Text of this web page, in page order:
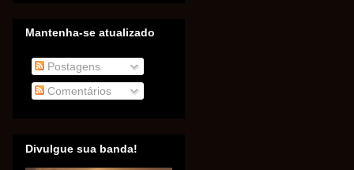
Mantenha-se atualizado
Postagens
Comentários
Divulgue sua banda!